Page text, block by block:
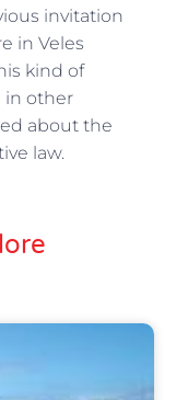
invitation
in Veles
kind of
in other
about the
law.